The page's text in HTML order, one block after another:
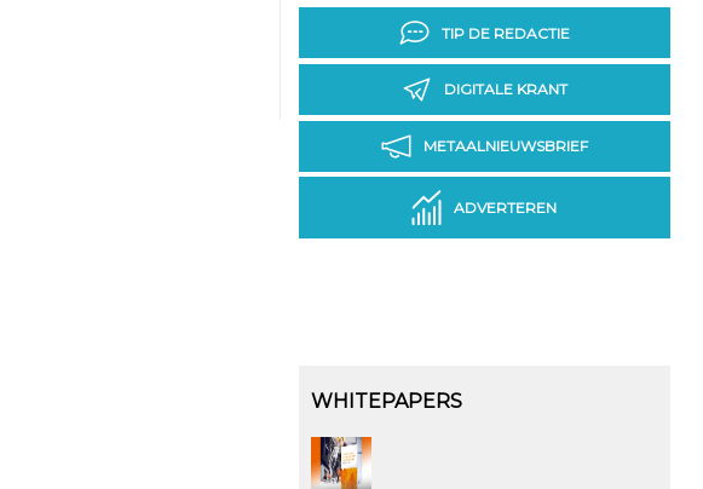
TIP DE REDACTIE
DIGITALE KRANT
METAALNIEUWSBRIEF
ADVERTEREN
WHITEPAPERS